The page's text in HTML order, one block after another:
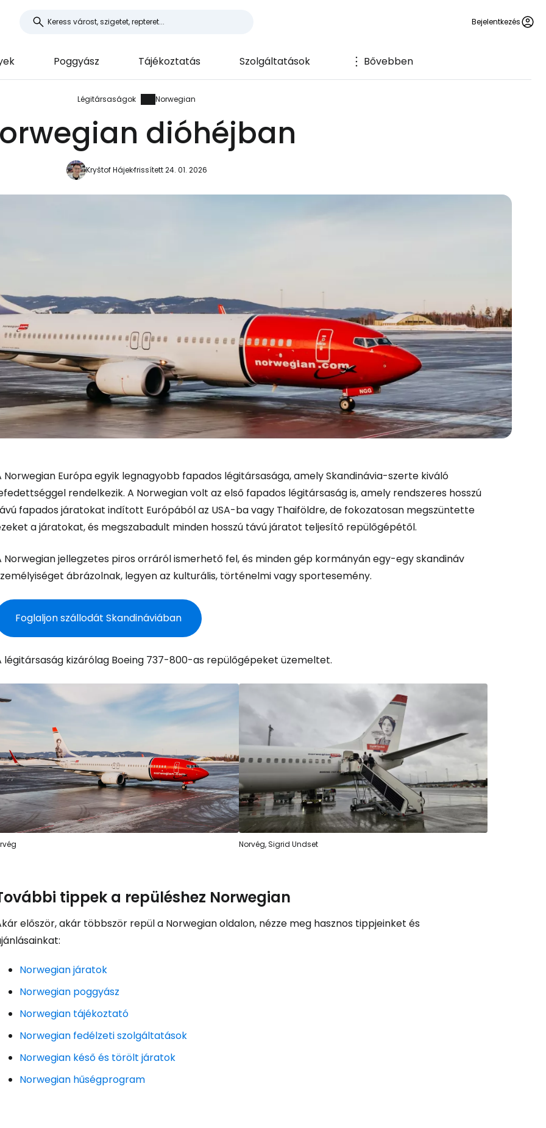
Bejelentkezés
Poggyász Tájékoztatás Szolgáltatások Bővebben
Légitársaságok Norwegian
dióhéjban
Kryštof Hájekfrissített 24. 01. 2026
Norwegian Európa egyik legnagyobb fapados légitársasága, amely Skandinávia-szerte kiváló
rendelkezik. A Norwegian volt az első fapados légitársaság is, amely rendszeres hosszú
fapados járatokat indított Európából az USA-ba vagy Thaiföldre, de fokozatosan megszüntette
a járatokat, és megszabadult minden hosszú távú járatot teljesítő repülőgépétől.
Norwegian jellegzetes piros orráról ismerhető fel, és minden gép kormányán egy-egy skandináv
ábrázolnak, legyen az kulturális, történelmi vagy sportesemény.
Foglaljon szállodát Skandináviában
légitársaság kizárólag Boeing 737-800-as repülőgépeket üzemeltet.
Norvég, Sigrid Undset
tippek a repüléshez Norwegian
először, akár többször repül a Norwegian oldalon, nézze meg hasznos tippjeinket és
Norwegian járatok
Norwegian poggyász
Norwegian tájékoztató
Norwegian fedélzeti szolgáltatások
Norwegian késő és törölt járatok
Norwegian hűségprogram
Bejelentkezés a Cestee-be
... az utazási közösség világszerte
Folytatás a Google-lal
Folytatás a Facebookkal